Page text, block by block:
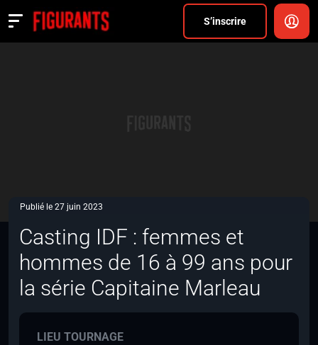
S’inscrire
Actualités
Publié le 27 juin 2023
Casting IDF : femmes et
hommes de 16 à 99 ans pour
la série Capitaine Marleau
LIEU TOURNAGE